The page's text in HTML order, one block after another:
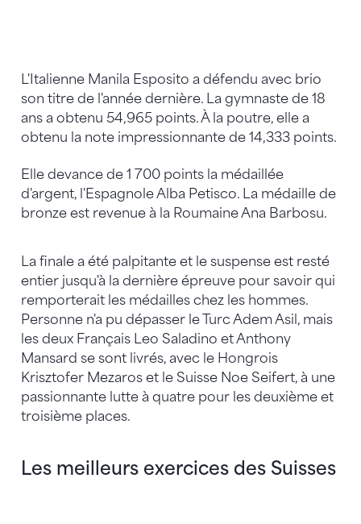
L'Italienne Manila Esposito a défendu avec brio
son titre de l'année dernière. La gymnaste de 18
ans a obtenu 54,965 points. À la poutre, elle a
obtenu la note impressionnante de 14,333 points.
Elle devance de 1 700 points la médaillée
d'argent, l'Espagnole Alba Petisco. La médaille de
bronze est revenue à la Roumaine Ana Barbosu.
La finale a été palpitante et le suspense est resté
entier jusqu'à la dernière épreuve pour savoir qui
remporterait les médailles chez les hommes.
Personne n'a pu dépasser le Turc Adem Asil, mais
les deux Français Leo Saladino et Anthony
Mansard se sont livrés, avec le Hongrois
Krisztofer Mezaros et le Suisse Noe Seifert, à une
passionnante lutte à quatre pour les deuxième et
troisième places.
Les meilleurs exercices des Suisses